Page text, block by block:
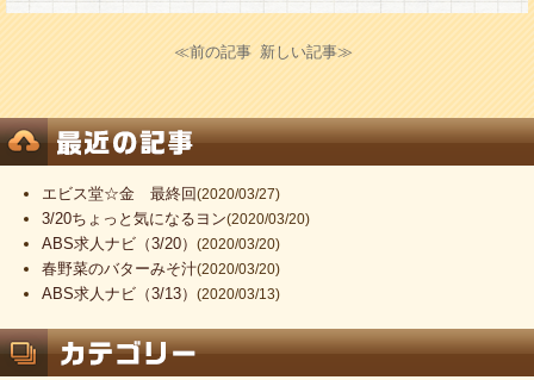
≪前の記事 新しい記事≫
エビス堂☆金 最終回(2020/03/27)
3/20ちょっと気になるヨン(2020/03/20)
ABS求人ナビ（3/20）(2020/03/20)
春野菜のバターみそ汁(2020/03/20)
ABS求人ナビ（3/13）(2020/03/13)